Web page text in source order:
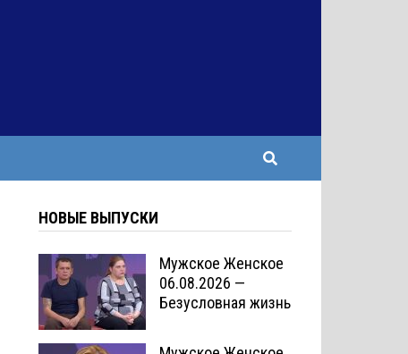
НОВЫЕ ВЫПУСКИ
Мужское Женское
06.08.2026 —
Безусловная жизнь